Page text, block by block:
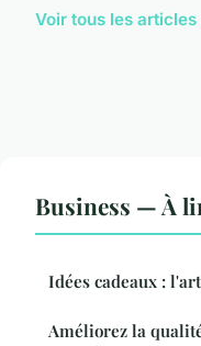
Voir tous les
Business — À
Idées cadeaux :
Améliorez la